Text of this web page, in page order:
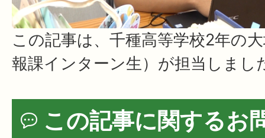
この記事は、千種高等学校2年の
報課インターン生）が担当しまし
この記事に関するお